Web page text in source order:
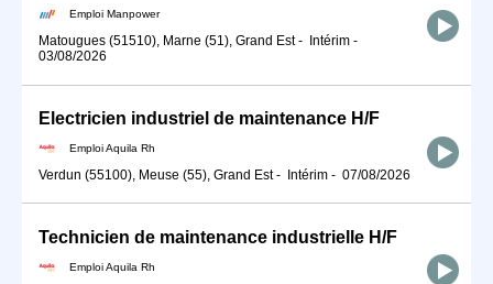
Emploi Manpower
Matougues (51510), Marne (51), Grand Est- Intérim -
03/08/2026
Electricien industriel de maintenance H/F
Emploi Aquila Rh
Verdun (55100), Meuse (55), Grand Est- Intérim - 07/08/2026
Technicien de maintenance industrielle H/F
Emploi Aquila Rh